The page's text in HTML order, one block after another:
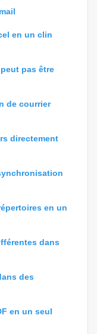
en un clin
pas être
de courrier
directement
en un
dans
des
en un seul